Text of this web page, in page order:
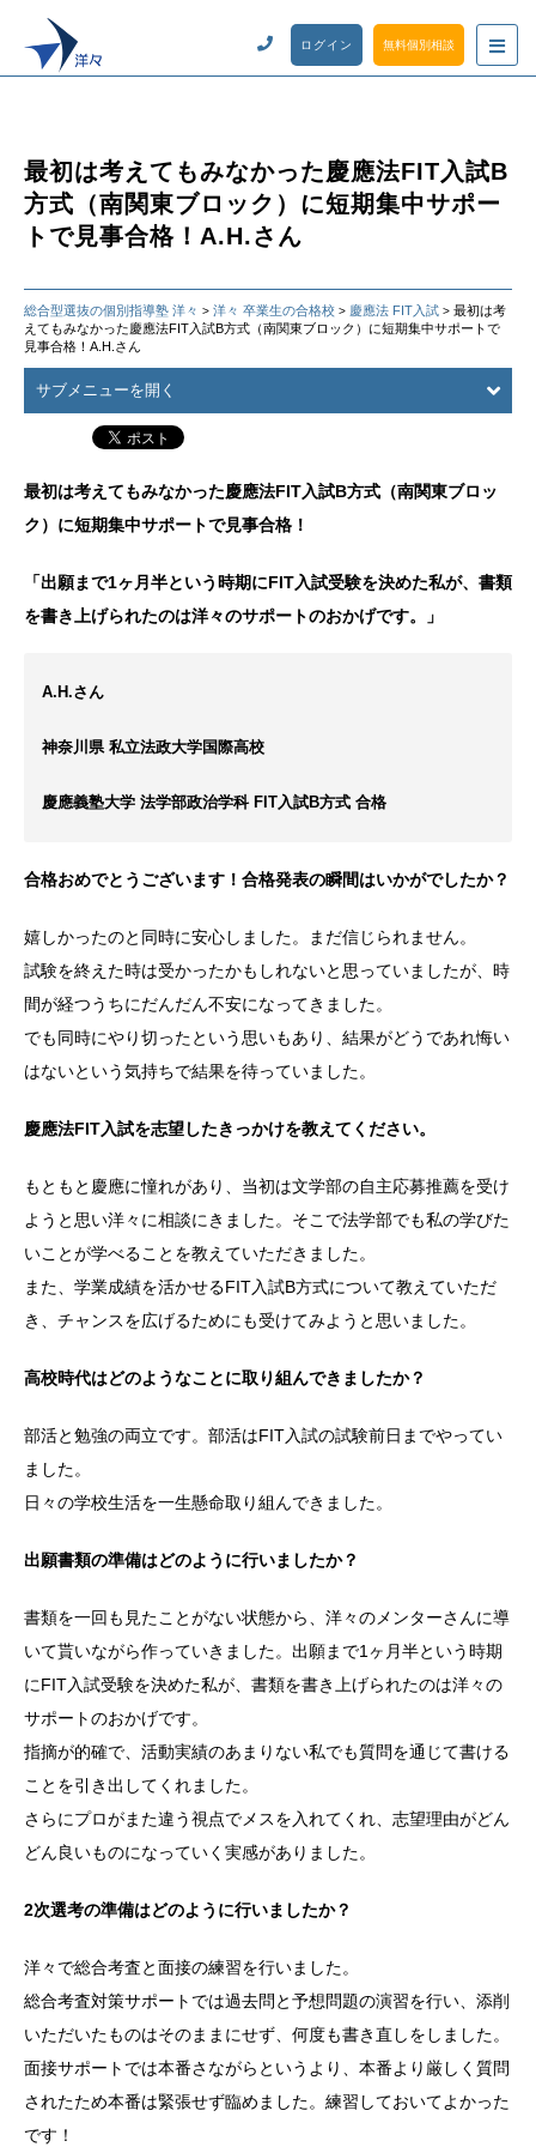
ログイン 無料個別相談
最初は考えてもみなかった慶應法FIT入試B
方式（南関東ブロック）に短期集中サポー
トで見事合格！A.H.さん
総合型選抜の個別指導塾 洋々 > 洋々 卒業生の合格校 > 慶應法 FIT入試 > 最初は考
えてもみなかった慶應法FIT入試B方式（南関東ブロック）に短期集中サポートで
見事合格！A.H.さん
サブメニューを開く
最初は考えてもみなかった慶應法FIT入試B方式（南関東ブロッ
ク）に短期集中サポートで見事合格！
「出願まで1ヶ月半という時期にFIT入試受験を決めた私が、書類
を書き上げられたのは洋々のサポートのおかげです。」
A.H.さん
神奈川県 私立法政大学国際高校
慶應義塾大学 法学部政治学科 FIT入試B方式 合格
合格おめでとうございます！合格発表の瞬間はいかがでしたか？
嬉しかったのと同時に安心しました。まだ信じられません。
試験を終えた時は受かったかもしれないと思っていましたが、時
間が経つうちにだんだん不安になってきました。
でも同時にやり切ったという思いもあり、結果がどうであれ悔い
はないという気持ちで結果を待っていました。
慶應法FIT入試を志望したきっかけを教えてください。
もともと慶應に憧れがあり、当初は文学部の自主応募推薦を受け
ようと思い洋々に相談にきました。そこで法学部でも私の学びた
いことが学べることを教えていただきました。
また、学業成績を活かせるFIT入試B方式について教えていただ
き、チャンスを広げるためにも受けてみようと思いました。
高校時代はどのようなことに取り組んできましたか？
部活と勉強の両立です。部活はFIT入試の試験前日までやってい
ました。
日々の学校生活を一生懸命取り組んできました。
出願書類の準備はどのように行いましたか？
書類を一回も見たことがない状態から、洋々のメンターさんに導
いて貰いながら作っていきました。出願まで1ヶ月半という時期
にFIT入試受験を決めた私が、書類を書き上げられたのは洋々の
サポートのおかげです。
指摘が的確で、活動実績のあまりない私でも質問を通じて書ける
ことを引き出してくれました。
さらにプロがまた違う視点でメスを入れてくれ、志望理由がどん
どん良いものになっていく実感がありました。
2次選考の準備はどのように行いましたか？
洋々で総合考査と面接の練習を行いました。
総合考査対策サポートでは過去問と予想問題の演習を行い、添削
いただいたものはそのままにせず、何度も書き直しをしました。
面接サポートでは本番さながらというより、本番より厳しく質問
されたため本番は緊張せず臨めました。練習しておいてよかった
です！